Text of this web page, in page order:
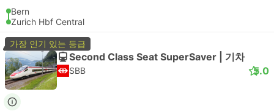
Bern
Zurich Hbf Central
가장 인기 있는 등급
Second Class Seat SuperSaver | 기차
SBB 5.0